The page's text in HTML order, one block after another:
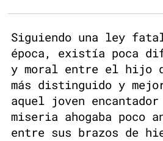
Siguiendo una ley
época, existía poca
y moral entre el hijo
más distinguido y
aquel joven
miseria ahogaba poco
entre sus brazos de